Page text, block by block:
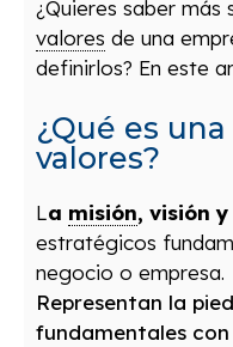
¿Quieres saber más
valores de una
definirlos? En este
¿Qué es
valores?
La misión, visión y
estratégicos
negocio o empresa.
Representan la
fundamentales con